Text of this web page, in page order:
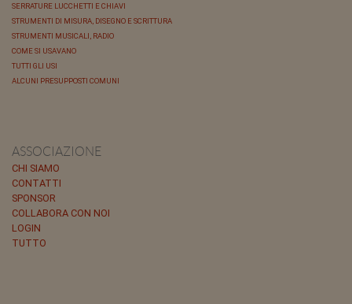
SERRATURE LUCCHETTI E CHIAVI
STRUMENTI DI MISURA, DISEGNO E SCRITTURA
STRUMENTI MUSICALI, RADIO
COME SI USAVANO
TUTTI GLI USI
ALCUNI PRESUPPOSTI COMUNI
ASSOCIAZIONE
CHI SIAMO
CONTATTI
SPONSOR
COLLABORA CON NOI
LOGIN
TUTTO